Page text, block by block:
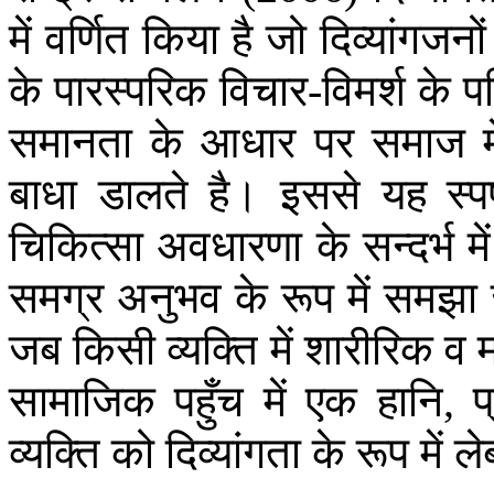
में वर्णित किया है जो दिव्यांगजनों
के पारस्परिक विचार-विमर्श के
समानता के आधार पर समाज
बाधा डालते है। इससे यह
चिकित्सा अवधारणा के सन्दर्भ में
समग्र अनुभव के रूप में समझा
जब किसी व्यक्ति में शारीरिक व
सामाजिक पहुँच में एक हानि,
व्यक्ति को दिव्यांगता के रूप में